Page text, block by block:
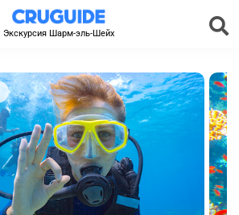
Экскурсия Шарм-эль-Шейх